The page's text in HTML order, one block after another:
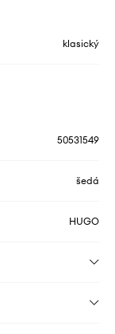
klasický
50531549
šedá
HUGO